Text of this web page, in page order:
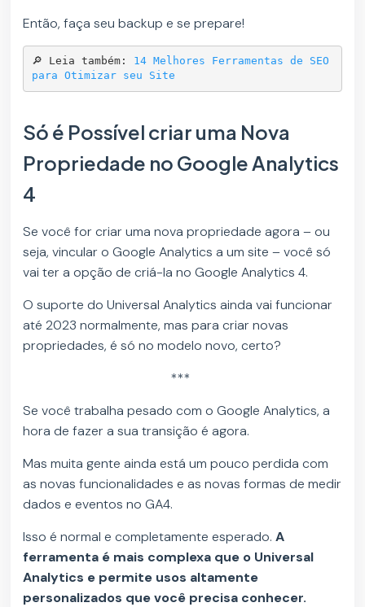
Então, faça seu backup e se prepare!
🔎 Leia também: 14 Melhores Ferramentas de SEO
para Otimizar seu Site
Só é Possível criar uma Nova
Propriedade no Google Analytics
4
Se você for criar uma nova propriedade agora – ou
seja, vincular o Google Analytics a um site – você só
vai ter a opção de criá-la no Google Analytics 4.
O suporte do Universal Analytics ainda vai funcionar
até 2023 normalmente, mas para criar novas
propriedades, é só no modelo novo, certo?
***
Se você trabalha pesado com o Google Analytics, a
hora de fazer a sua transição é agora.
Mas muita gente ainda está um pouco perdida com
as novas funcionalidades e as novas formas de medir
dados e eventos no GA4.
Isso é normal e completamente esperado.A
ferramenta é mais complexa que o Universal
Analytics e permite usos altamente
personalizados que você precisa conhecer.